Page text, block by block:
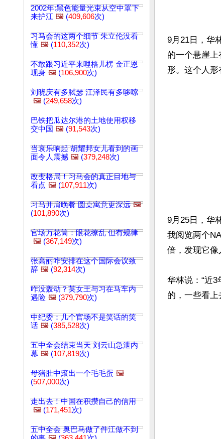
2002年:黑色能量光束从空中罩下
来护江 🖼️ (409,606次)
习马会的这两个细节 朱立伦没看
懂 🖼️ (110,352次)
不敢跟习近平来哩格儿楞 金正恩
现身 🖼️ (106,900次)
刘晓庆有多脦瑟 江泽民有多哆嗦
🖼️ (249,658次)
巴铁把瓜达尔港的土地使用权移
交中国 🖼️ (91,543次)
当哀乐响起 胡耀邦女儿看到的画
面令人震撼 🖼️ (379,248次)
改变格局！习马会的真正目地与
看点 🖼️ (107,911次)
习马并肩晚餐 圆桌寓意更深远 🖼️
(101,890次)
官场万花筒：眼花缭乱 但有规律
🖼️ (367,149次)
张高丽咋安排在这个国际会议致
辞 🖼️ (92,314次)
咋没轰动？英女王与习在马车内
遇险 🖼️ (379,790次)
中纪委：几个官场不是笑话的笑
话 🖼️ (385,528次)
五中全会结束当天 刘云山急泄内
幕 🖼️ (107,819次)
母猪肚中滚出一个毛毛蛋 🖼️
(507,000次)
走出去！中国在积攒自己的信用
🖼️ (171,451次)
五中全会 奥巴马做了件江做不到
9月21日，华
的一个悬崖
9月25日，华
我阅览两个
倍，发现它像
华林说：“近